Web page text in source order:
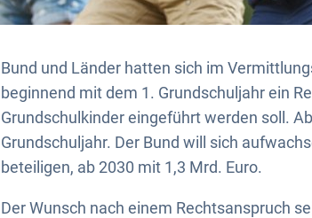
Bund und Länder hatten sich im
beginnend mit dem 1. Grundschuljahr ein
Grundschulkinder eingeführt werden soll.
Grundschuljahr. Der Bund will sich
beteiligen, ab 2030 mit 1,3 Mrd. Euro.
Der Wunsch nach einem Rechtsanspruch